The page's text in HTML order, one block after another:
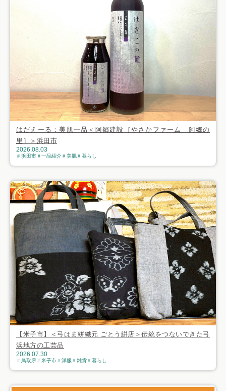
はだえーる：美肌一品＜阿郷建設［やさかファーム 阿郷の
里］＞浜田市
2026.08.03
浜田市 一品紹介 美肌 暮らし
【米子市】＜弓はま絣織元 ごとう絣店＞伝統をつないできた弓
浜地方の工芸品
2026.07.30
鳥取県 米子市 洋服 雑貨 暮らし